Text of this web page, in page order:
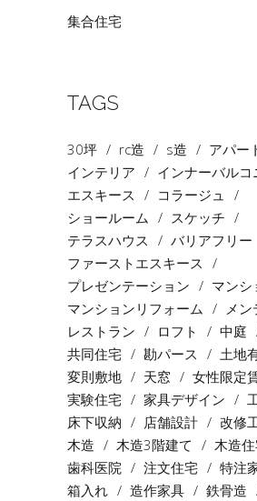
集合住宅
TAGS
30坪 rc造 s造
アパー
インテリア
インナーバルコ
エスキース
コラージュ
ショールーム
スケッチ
テラスハウス
バリアフリー
ファーストエスキース
プレゼンテーション
マンシ
マンションリフォーム
メン
レストラン
ロフト 中庭
共同住宅
勘パース
土地
変則敷地
天窓
女性限定
実験住宅
家具デザイン
床下収納
店舗設計
改修
木造
木造3階建て
木造
歯科医院
注文住宅
特注
箱入れ
造作家具 鉄骨造